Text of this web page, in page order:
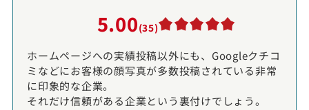
5.00(35)
ホームページへの実績投稿以外にも、Googleクチコ
ミなどにお客様の顔写真が多数投稿されている非常
に印象的な企業。
それだけ信頼がある企業という裏付けでしょう。